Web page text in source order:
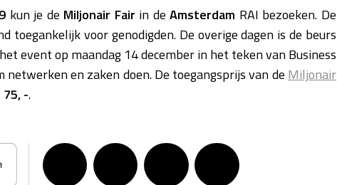
kun je de Miljonair Fair in deAmsterdam RAI bezoeken. De
toegankelijk voor genodigden. De overige dagen is de beurs
event op maandag 14 december in het teken van Business
netwerken en zaken doen. De toegangsprijs van de Miljonair
75, -.